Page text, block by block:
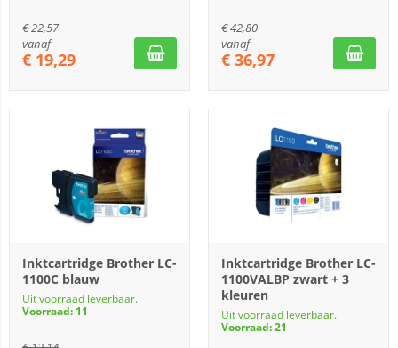
€22,57
vanaf
€ 19,29
€42,80
vanaf
€ 36,97
Inktcartridge Brother LC-
1100C blauw
Uit voorraad leverbaar.
Voorraad: 11
Inktcartridge Brother LC-
1100VALBP zwart + 3
kleuren
Uit voorraad leverbaar.
Voorraad: 21